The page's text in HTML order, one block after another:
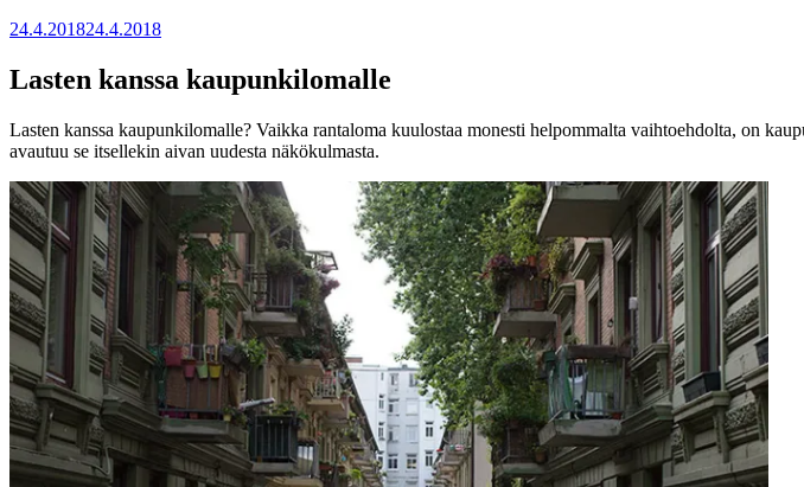
24.4.201824.4.2018
Lasten kanssa kaupunkilomalle
Lasten kanssa kaupunkilomalle? Vaikka rantaloma kuulostaa monesti helpommalta vaihtoehdolta, on
avautuu se itsellekin aivan uudesta näkökulmasta.